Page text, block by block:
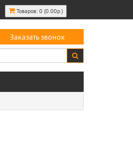
Товаров: 0 (0.00р.)
Заказать звонок